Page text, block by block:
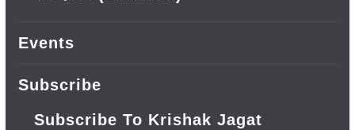
Events
Subscribe
Subscribe To Krishak Jagat